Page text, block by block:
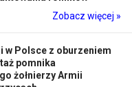
Zobacz więcej »
w Polsce z oburzeniem
pomnika
żołnierzy Armii